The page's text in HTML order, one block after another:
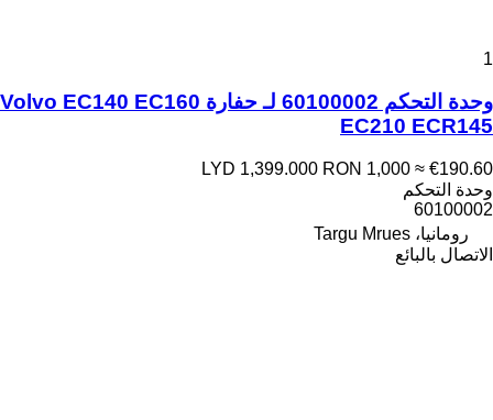
1
وحدة التحكم 60100002 لـ حفارة Volvo EC140 EC160
EC210 ECR145
LYD 1,399.000 RON 1,000 ≈ €190.60
وحدة التحكم
60100002
رومانيا، Targu Mrues
الاتصال بالبائع